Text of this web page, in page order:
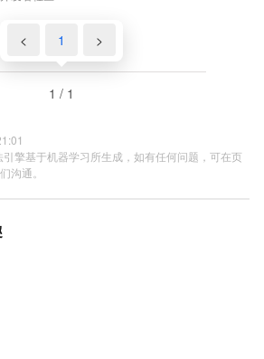
< 1 >
1 / 1
擎基于机器学习所生成，如有任何问题，可在页
沟通。